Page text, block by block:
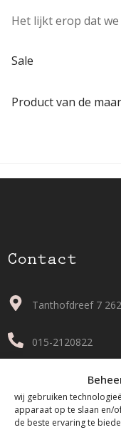
wij gebruiken
apparaat op te slaan en/
de beste ervaring te
Het lijkt erop dat
Sale
Product van de
Contact
Tanthofdreef 7
015-2120822